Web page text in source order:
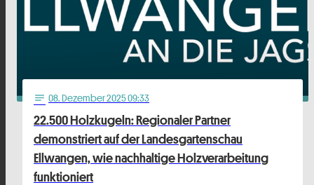
notes 08. Dezember 2025 09:33
22.500 Holzkugeln: Regionaler Partner
demonstriert auf der Landesgartenschau
Ellwangen, wie nachhaltige Holzverarbeitung
funktioniert